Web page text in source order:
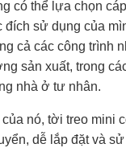
có thể lựa chọn
đích sử dụng của
cả các công trình
sản xuất, trong
nhà ở tư nhân.
nó, tời treo mini
dễ lắp đặt và